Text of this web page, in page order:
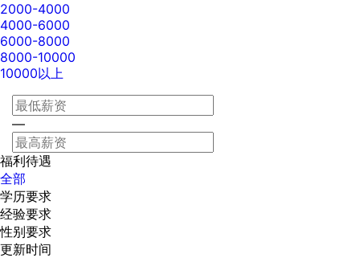
2000-4000
4000-6000
6000-8000
8000-10000
10000以上
—
福利待遇
全部
学历要求
经验要求
性别要求
更新时间